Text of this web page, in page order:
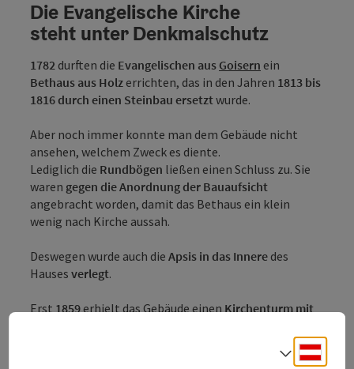
Die Evangelische Kirche
steht unter Denkmalschutz
1782 durften die Evangelischen aus Goisern ein
Bethaus aus Holz errichten, das in den Jahren 1813 bis
1816 durch einen Steinbau ersetztwurde.
Aber noch immer konnte man dem Gebäude nicht
ansehen, welchem Zweck es diente.
Lediglich die Rundbögen ließen einen Schluss zu. Sie
waren gegen die Anordnung der Bauaufsicht
angebracht worden, damit das Bethaus ein klein
wenig nach Kirche aussah.
Deswegen wurde auch die Apsis in das Innere des
Hauses verlegt.
Erst 1859 erhielt das Gebäude einen Kirchenturm mit
vor einigen Jahren wirkt